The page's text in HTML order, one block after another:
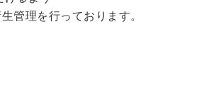
管理を行っております。